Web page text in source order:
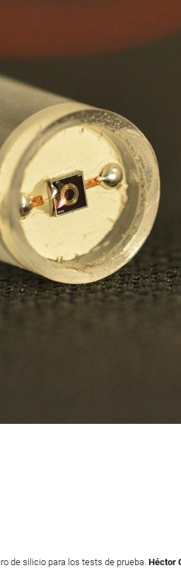
de silicio para los tests de prueba. Héctor